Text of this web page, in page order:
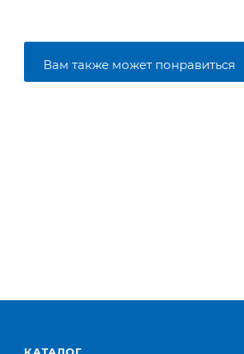
Вам также может понравиться